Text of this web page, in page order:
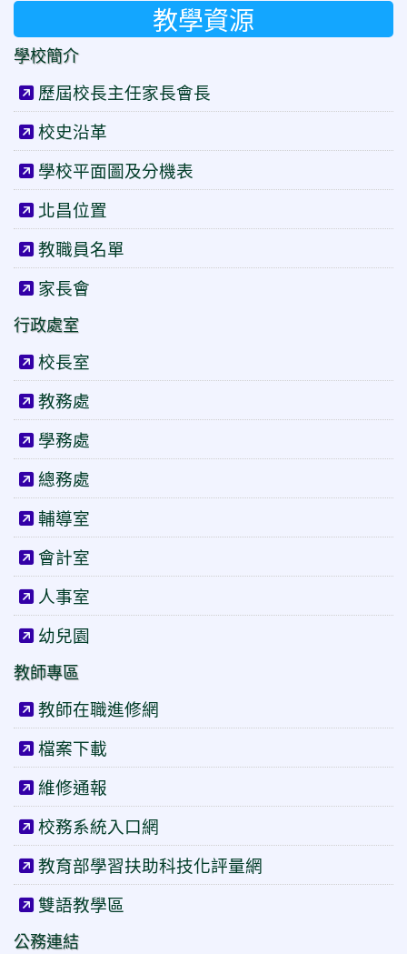
教學資源
學校簡介
歷屆校長主任家長會長
校史沿革
學校平面圖及分機表
北昌位置
教職員名單
家長會
行政處室
校長室
教務處
學務處
總務處
輔導室
會計室
人事室
幼兒園
教師專區
教師在職進修網
檔案下載
維修通報
校務系統入口網
教育部學習扶助科技化評量網
雙語教學區
公務連結